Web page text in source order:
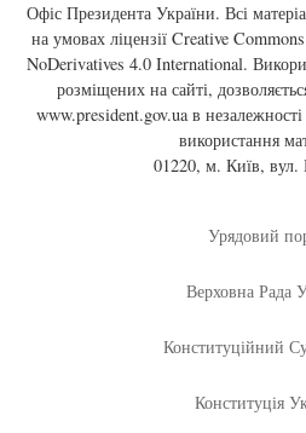
Офіс Президента України. Всі
на умовах ліцензії Creative
NoDerivatives 4.0 International.
розміщених на сайті,
www.president.gov.uaв незалежності
використання
01220, м. Київ, вул.
Урядовий
Верховна Рада
Конституційний
Конституція